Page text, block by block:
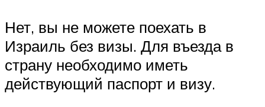
Нет, вы не можете поехать в
Израиль без визы. Для въезда в
страну необходимо иметь
действующий паспорт и визу.